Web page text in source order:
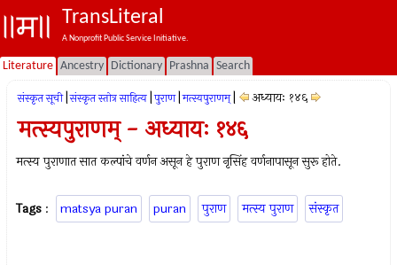
TransLiteral
A Nonprofit Public Service Initiative.
Literature Ancestry Dictionary Prashna Search
संस्कृत सूची संस्कृत स्तोत्र साहित्य पुराण मत्स्यपुराणम्‌ अध्यायः १४६
मत्स्यपुराणम् - अध्यायः १४६
मत्स्य पुराणात सात कल्पांचे वर्णन असून हे पुराण नृसिंह वर्णनापासून सुरू होते.
Tags : matsya puran puran पुराण मत्स्य पुराण संस्कृत